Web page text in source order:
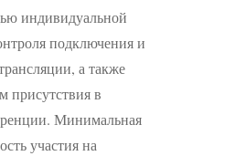
индивидуальной
подключения и
а также
присутствия в
Минимальная
участия на